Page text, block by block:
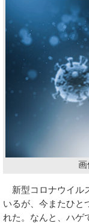
新型コロナウイル
いるが、今またひと
れた。なんと、ハゲ